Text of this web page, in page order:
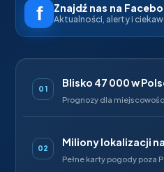
Znajdź nas na
Aktualności, alerty i
01 Blisko 47 000 w
Prognozy dla
02 Miliony lokalizacji
Pełne karty pogody poza